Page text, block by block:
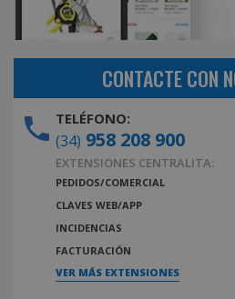
CONTACTE CON
TELÉFONO:
(34) 958 208 900
EXTENSIONES CENTRALITA:
PEDIDOS/COMERCIAL
CLAVES WEB/APP
INCIDENCIAS
FACTURACIÓN
VER MÁS EXTENSIONES